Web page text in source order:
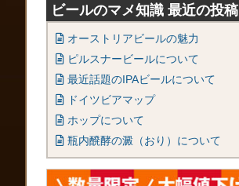
ビールのマメ知識 最近の投稿
オーストリアビールの魅力
ピルスナービールについて
最近話題のIPAビールについて
ドイツビアマップ
ホップについて
瓶内醗酵の澱（おり）について